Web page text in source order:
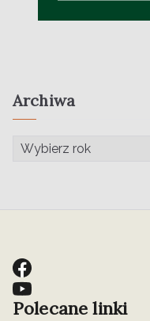
Archiwa
Polecane linki